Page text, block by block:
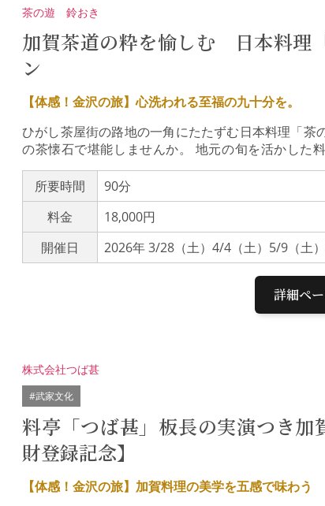
想をいただいております。※最少催行人数5名に満た
賀藩祖・前田利家公と正室・お松の方を祀る由緒
門」は国の重要文化財に指定されています。拝殿
所に加賀文化の粋が凝らされています。夫婦円満
加賀茶道の粋を愉しむ 日本料理
ン
茶の遊 鈴おき
【体感！金沢の旅】心洗われる至福の九十分を。
ひがし茶屋街の路地の一角にたたずむ日本料理「
の茶懐石で堪能しませんか。 地元の旬を活かした
へ。本来は数時間におよぶ正式な「茶事（ちゃじ
湯の世界をお楽しみいただけます。茶の遊 鈴おき
む、茶道と美食が融合する日本料理店。白山市で多
025年7月、ひがし茶屋街へ移転。築120年の茶屋
世界へ発信しています。ミニ茶懐石コースカウン
を用いた懐石料理を。店主による作法や料理の解
ずは香炉を回して心静かにお香の香りを鑑賞する
子とともにゆったりと。日常を忘れる心豊かな時間
所要時間
90分
料金
18,000円
開催日
2026年 3/28（土）4/4（土）5/9（土
詳細ペ
料亭「つば甚」板長の実演つき
財登録記念】
株式会社つば甚
#武家文化
【体感！金沢の旅】加賀料理の美学を五感で味わう